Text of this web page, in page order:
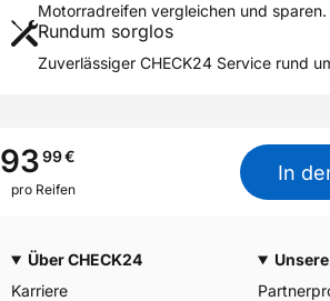
Weitere Eigenschaften
Schlauchtyp
3PMSF / Alpine-Symbol
Nein
Allgemeine Produktsicherheit (GPSR)
Herstellerkontakt
90427
Motorradreifen vergleichen und sparen.
Rundum sorglos
Zuverlässiger CHECK24 Service rund
9399€
pro Reifen
In
Über CHECK24
Karriere